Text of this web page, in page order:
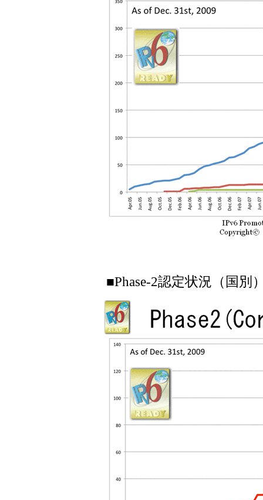
■Phase-2認定状況（国別